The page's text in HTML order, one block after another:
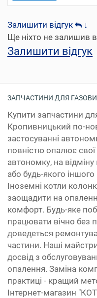
Залишити відгук
↓
Ще ніхто не залишив
Залишити відгук
ЗАПЧАСТИНИ ДЛЯ
Купити запчастини
Кропивницький по-
застосуванні
повністю опалює свої
автономку, на
або будь-якого
Іноземні котли
заощадити на
комфорт. Будь-яке
працювати вічно без
доведеться
частини. Наші
досвід з
опалення. Заміна
практиці - кращий
Інтернет-магазин